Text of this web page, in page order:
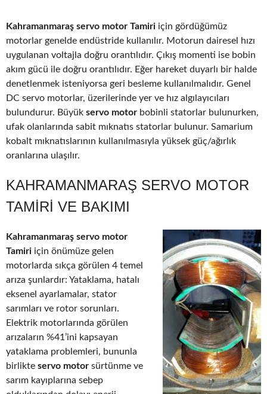
Kahramanmaraş servo motor Tamiri için gördüğümüz
motorlar genelde endüstride kullanılır. Motorun dairesel hızı
uygulanan voltajla doğru orantılıdır. Çıkış momenti ise bobin
akım gücü ile doğru orantılıdır. Eğer hareket duyarlı bir halde
denetlenmek isteniyorsa geri besleme kullanılmalıdır. Genel
DC servo motorlar, üzerilerinde yer ve hız algılayıcıları
bulundurur. Büyük servo motor bobinli statorlar bulunurken,
ufak olanlarında sabit mıknatıs statorlar bulunur. Samarium
kobalt mıknatıslarının kullanılmasıyla yüksek güç/ağırlık
oranlarına ulaşılır.
KAHRAMANMARAŞ SERVO MOTOR
TAMIRI VE BAKIMI
Kahramanmaraş servo motor
Tamiri için önümüze gelen
motorlarda sıkça görülen 4 temel
arıza şunlardır: Yataklama, hatalı
eksenel ayarlamalar, stator
sarımları ve rotor sorunları.
Elektrik motorlarında görülen
arızaların %41’ini kapsayan
yataklama problemleri, bununla
birlikte servo motor sürtünme ve
sarım kayıplarına sebep